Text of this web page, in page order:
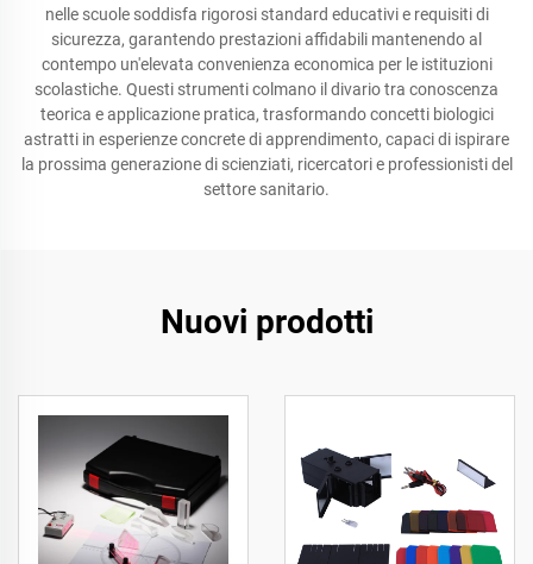
nelle scuole soddisfa rigorosi standard educativi e requisiti di
sicurezza, garantendo prestazioni affidabili mantenendo al
contempo un'elevata convenienza economica per le istituzioni
scolastiche. Questi strumenti colmano il divario tra conoscenza
teorica e applicazione pratica, trasformando concetti biologici
astratti in esperienze concrete di apprendimento, capaci di ispirare
la prossima generazione di scienziati, ricercatori e professionisti del
settore sanitario.
Nuovi prodotti